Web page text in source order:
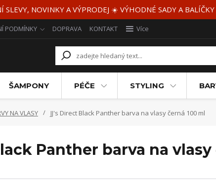
SLEVY, NOVINKY A VÝPRODEJ ☀️ VÝHODNÉ SADY A
PODMÍNKY DOPRAVA KONTAKT Více
ŠAMPONY PÉČE STYLING
NA VLASY JJ's Direct Black Panther barva na vlasy černá 100 ml
Panther barva na vlasy